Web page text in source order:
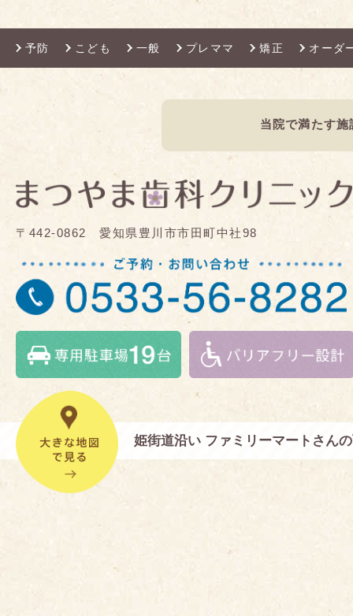
予防 こども 一般 プレママ 矯正 オーダ
当院で満たす
〒442-0862 愛知県豊川市市田町中社98
姫街道沿い ファミリーマートさん